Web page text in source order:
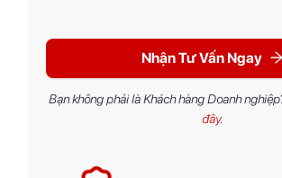
Nhận Tư Vấn Ngay
Bạn không phải là Khách hàng Doanh
đây.